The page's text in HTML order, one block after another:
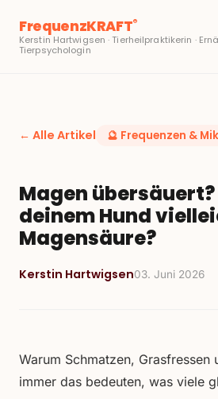
FrequenzKRAFT®
Kerstin Hartwigsen · Tierheilpraktikerin ·
Tierpsychologin
← Alle Artikel 🔮 Frequenzen &
Magen
deinem Hund
Magensäure?
Kerstin Hartwigsen03. Juni 2026
Warum Schmatzen, Grasfressen
immer das bedeuten, was viele